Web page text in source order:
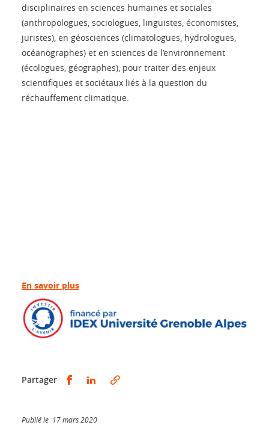
disciplinaires en sciences humaines et sociales
(anthropologues, sociologues, linguistes, économistes,
juristes), en géosciences (climatologues, hydrologues,
océanographes) et en sciences de l’environnement
(écologues, géographes), pour traiter des enjeux
scientifiques et sociétaux liés à la question du
réchauffement climatique.
En savoir plus
Partager Partager sur Facebook
Partager sur LinkedIn
Publié le 17 mars 2020